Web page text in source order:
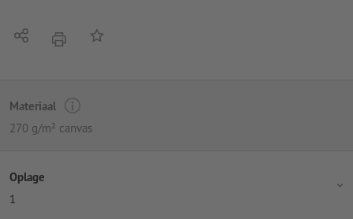
Delen afdrukkenOp de lijst
Materiaal
270 g/m² canvas
Oplage
1